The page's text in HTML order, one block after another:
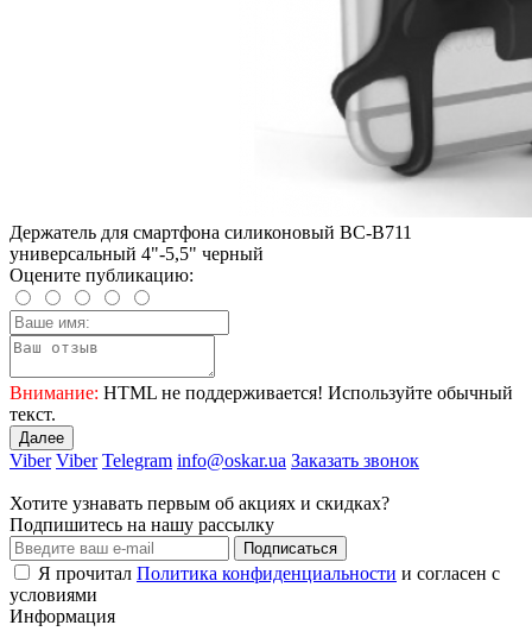
Держатель для смартфона силиконовый BC-B711
универсальный 4"-5,5" черный
Оцените публикацию:
Внимание: HTML не поддерживается! Используйте обычный
текст.
Далее
Viber Viber Telegram info@oskar.ua Заказать звонок
Хотите узнавать первым об акциях и скидках?
Подпишитесь на нашу рассылку
Подписаться
Я прочитал Политика конфиденциальности и согласен с
условиями
Информация